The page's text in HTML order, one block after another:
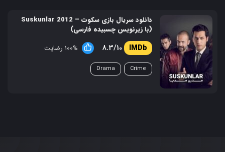
دانلود سریال بازی سکوت – Suskunlar 2012
(با زیرنویس چسبیده فارسی)
8.3/10 100% رضایت
Crime
Drama